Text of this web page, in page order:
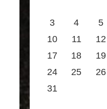
3
4 5
10
11 12
17
18 19
24
25 26
31